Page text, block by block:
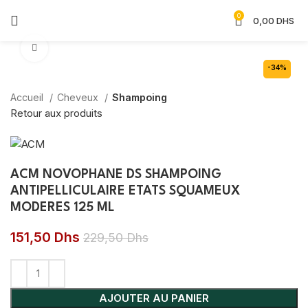
0 0,00 DHS
-34%
Accueil Cheveux Shampoing
Retour aux produits
ACM NOVOPHANE DS SHAMPOING
ANTIPELLICULAIRE ETATS SQUAMEUX
MODERES 125 ML
151,50 Dhs 229,50Dhs
AJOUTER AU PANIER